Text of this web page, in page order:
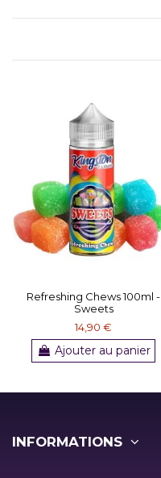
Refreshing Chews 100ml -
Sweets
14,90 €
Ajouter au panier
INFORMATIONS